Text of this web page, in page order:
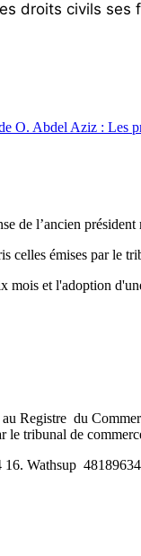
droits civils
O. Abdel Aziz : Les
de l’ancien
celles émises par le
mois et l'adoption
du
tribunal de